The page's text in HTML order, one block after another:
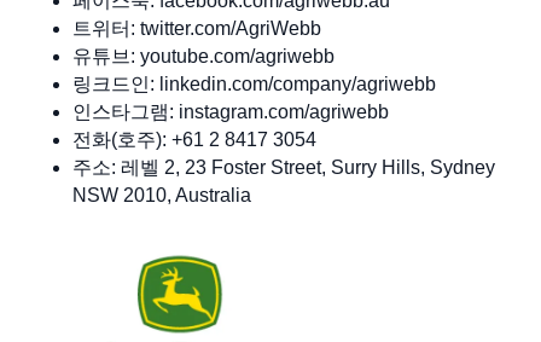
트위터: twitter.com/AgriWebb
유튜브: youtube.com/agriwebb
링크드인: linkedin.com/company/agriwebb
인스타그램: instagram.com/agriwebb
전화(호주): +61 2 8417 3054
주소: 레벨 2, 23 Foster Street, Surry Hills, Sydney
NSW 2010, Australia